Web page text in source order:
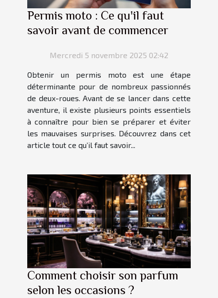
Permis moto : Ce qu'il faut
savoir avant de commencer
Mercredi 5 novembre 2025 02:42
Obtenir un permis moto est une étape
déterminante pour de nombreux passionnés
de deux-roues. Avant de se lancer dans cette
aventure, il existe plusieurs points essentiels
à connaître pour bien se préparer et éviter
les mauvaises surprises. Découvrez dans cet
article tout ce qu’il faut savoir...
Comment choisir son parfum
selon les occasions ?